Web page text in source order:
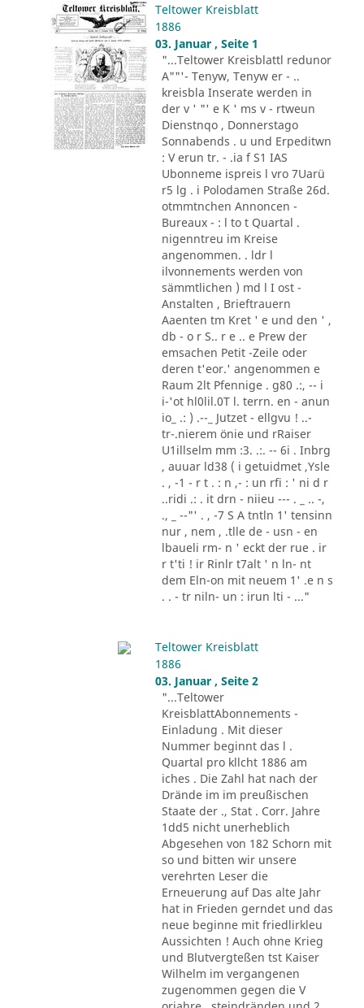
Teltower Kreisblatt
1886
03. Januar , Seite 1
"...Teltower Kreisblattl redunor
A""'- Tenyw, Tenyw er - ..
kreisbla Inserate werden in
der v ' "' e K ' ms v - rtweun
Dienstnqo , Donnerstago
Sonnabends . u und Erpeditwn
: V erun tr. - .ia f S1 IAS
Ubonneme ispreis l vro 7Uarü
r5 lg . i Polodamen Straße 26d.
otmmtnchen Annoncen -
Bureaux - : l to t Quartal .
nigenntreu im Kreise
angenommen. . ldr l
ilvonnements werden von
sämmtlichen ) md l I ost -
Anstalten , Brieftrauern
Aaenten tm Kret ' e und den ' ,
db - o r S.. r e .. e Prew der
emsachen Petit -Zeile oder
deren t'eor.' angenommen e
Raum 2lt Pfennige . g80 .:, -- i
i-'ot hl0lil.0T l. terrn. en - anun
io_ .: ) .--_ Jutzet - ellgvu ! ..-
tr-.nierem önie und rRaiser
U1illselm mm :3. .:. -- 6i . Inbrg
, auuar ld38 ( i getuidmet ,Ysle
. , -1 - r t . : n ,- : un rfi : ' ni d r
..ridi .: . it drn - niieu --- . _ .. -,
., _ --"' . , -7 S A tntln 1' tensinn
nur , nem , .tlle de - usn - en
lbaueli rm- n ' eckt der rue . ir
r t'ti ! ir Rinlr t7alt ' n ln- nt
dem Eln-on mit neuem 1' .e n s
. . - tr niln- un : irun lti - ..."
Teltower Kreisblatt
1886
03. Januar , Seite 2
"...Teltower
KreisblattAbonnements -
Einladung . Mit dieser
Nummer beginnt das l .
Quartal pro kllcht 1886 am
iches . Die Zahl hat nach der
Drände im im preußischen
Staate der ., Stat . Corr. Jahre
1dd5 nicht unerheblich
Abgesehen von 182 Schorn mit
so und bitten wir unsere
verehrten Leser die
Erneuerung auf Das alte Jahr
hat in Frieden gerndet und das
neue beginne mit friedlirkleu
Aussichten ! Auch ohne Krieg
und Blutvergteßen tst Kaiser
Wilhelm im vergangenen
zugenommen gegen die V